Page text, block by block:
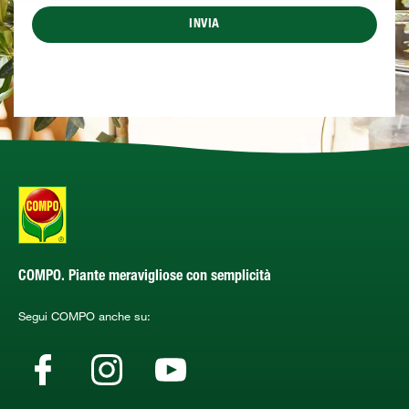
INVIA
COMPO. Piante meravigliose con semplicità
Segui COMPO anche su: